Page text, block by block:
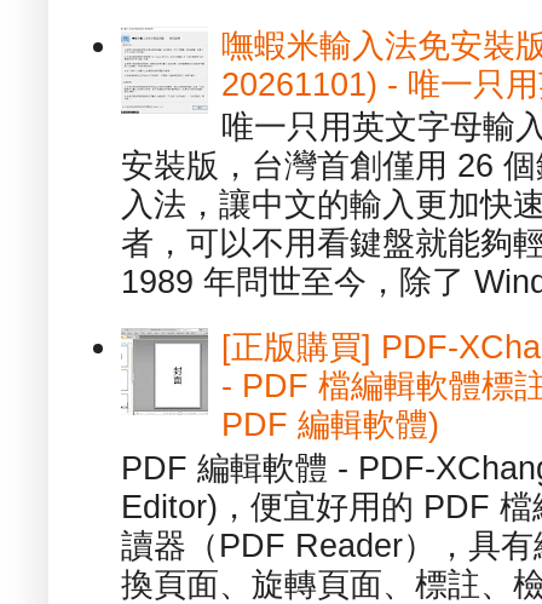
嘸蝦米輸入法免安裝
20261101) - 唯一只
唯一只用英文字母輸
安裝版，台灣首創僅用 26
入法，讓中文的輸入更加快
者，可以不用看鍵盤就能夠
1989 年問世至今，除了
[正版購買] PDF-
- PDF 檔編輯軟體標
PDF 編輯軟體)
PDF 編輯軟體 - PDF-
Editor)，便宜好用的 PDF
讀器（PDF Reader），具
換頁面、旋轉頁面、標註、